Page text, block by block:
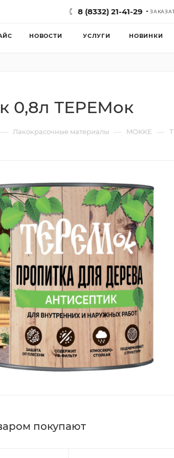
8 (8332) 21-41-29
НОВОСТИ УСЛУГИ НОВИНКИ
0,8л ТЕРЕМок
— Лакокрасочные материалы — MOKKE —
покупают